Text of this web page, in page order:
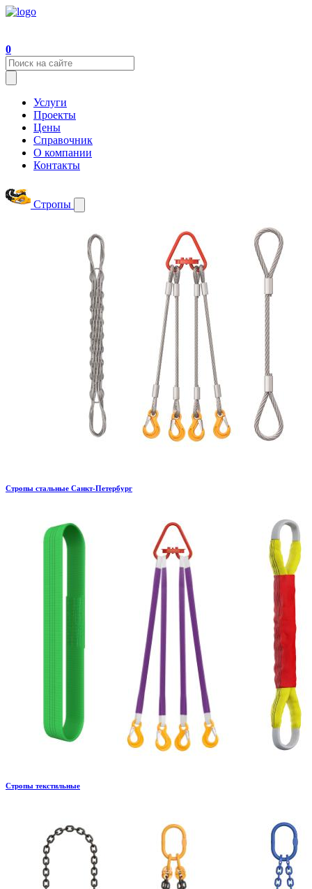
0
Услуги
Проекты
Цены
Справочник
О компании
Контакты
Стропы
Стропы стальные Санкт-Петербург
Стропы текстильные